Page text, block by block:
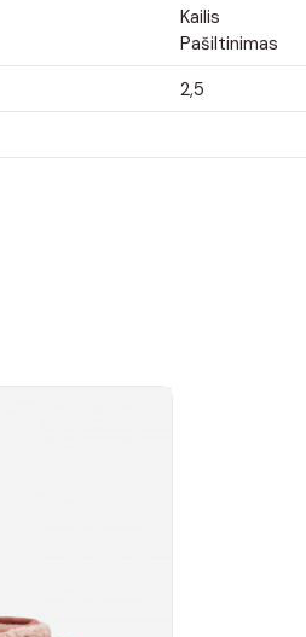
Kailis
Pašiltinimas
2,5